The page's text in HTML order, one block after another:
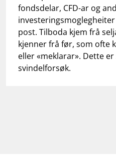
fondsdelar, CFD-ar og
post. Tilboda kjem frå
kjenner frå før, som ofte
eller «meklarar». Dette
svindelforsøk.